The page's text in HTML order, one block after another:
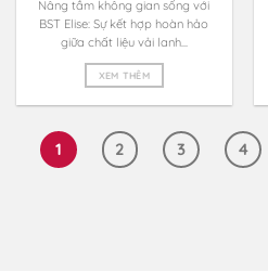
Nâng tầm không gian sống với
BST Elise: Sự kết hợp hoàn hảo
giữa chất liệu vải lanh...
XEM THÊM
1 2 3 4